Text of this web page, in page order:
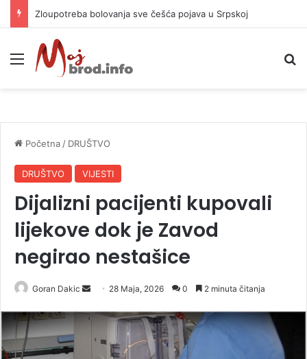
Zašto toliko ljudi želi raditi u Lidlu?
Meni
Početna / DRUŠTVO
DRUŠTVO VIJESTI
Dijalizni pacijenti kupovali
lijekove dok je Zavod
negirao nestašice
Goran Dakic
d
28 Maja, 2026 0 2 minuta čitanja